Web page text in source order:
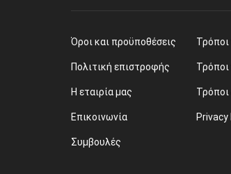
Όροι και προϋποθέσεις
Πολιτική επιστροφής
Η εταιρία μας
Επικοινωνία
Συμβουλές
Τρόποι
Privacy